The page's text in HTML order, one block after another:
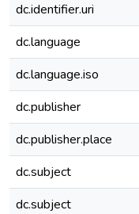
dc.identifier.uri
dc.language
dc.language.iso
dc.publisher
dc.publisher.place
dc.subject
dc.subject